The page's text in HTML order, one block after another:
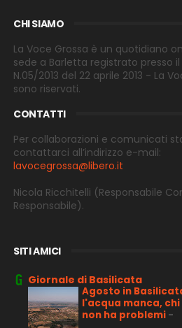
CHI SIAMO
La Voce Grossa è un quotidiano
sede a Barletta registrato presso
N.05/2013 del 22 aprile 2013 - La
sono riservati.
CONTATTI
Per collaborazioni e comunicati
contattarci all’indirizzo e-mail:
lavocegrossa@libero.it
Nicola Ricchitelli (Responsabile
Responsabile).
SITI AMICI
Giornale di Basilicata
Agosto in
l'acqua manca,
non ha problemi -